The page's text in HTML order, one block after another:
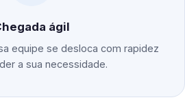
ágil
equipe se desloca com rapidez
a sua necessidade.